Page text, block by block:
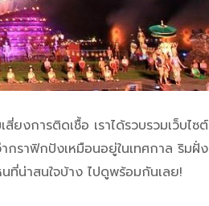
งการติดเชื้อ เราได้รวบรวมเว็บไซต์
กราฟิกปังเหมือนอยู่ในเทศกาล ริมฝั่ง
ที่น่าสนใจบ้าง ไปดูพร้อมกันเลย!